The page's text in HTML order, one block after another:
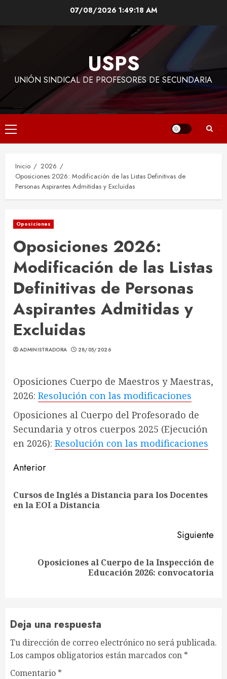
07/08/2026 1:49:19 AM
USPS
UNIÓN SINDICAL DE PROFESORES DE SECUNDARIA
Menú
principal
Inicio
2026
Oposiciones 2026: Modificación de las Listas Definitivas de
Personas Aspirantes Admitidas y Excluidas
Oposiciones
Oposiciones 2026:
Modificación de las Listas
Definitivas de Personas
Aspirantes Admitidas y
Excluidas
ADMINISTRADORA 28/05/2026
Oposiciones Cuerpo de Maestros y Maestras,
2026: Resolución con las modificaciones
Oposiciones al Cuerpo del Profesorado de
Secundaria y otros cuerpos 2025 (Ejecución
en 2026): Resolución con las modificaciones
Sigue
leyendo
Anterior
Cursos de Inglés a Distancia para los Docentes
en la EOI a Distancia
Siguiente
SiguienteOposiciones al Cuerpo de la Inspección de
Educación 2026: convocatoria
Deja una respuesta
Tu dirección de correo electrónico no será publicada.
Los campos obligatorios están marcados con *
Comentario *